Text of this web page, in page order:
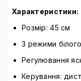
Характеристики:
Розмір: 45 см
3 режими білого
Регулювання
Керування: